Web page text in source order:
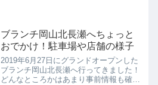
ーなどをまとめてみました。
ブランチ岡山北長瀬へちょっと
おでかけ！駐車場や店舗の様子
2019年6月27日にグランドオープンした
ブランチ岡山北長瀬へ行ってきました！
どんなところかはあまり事前情報も確認